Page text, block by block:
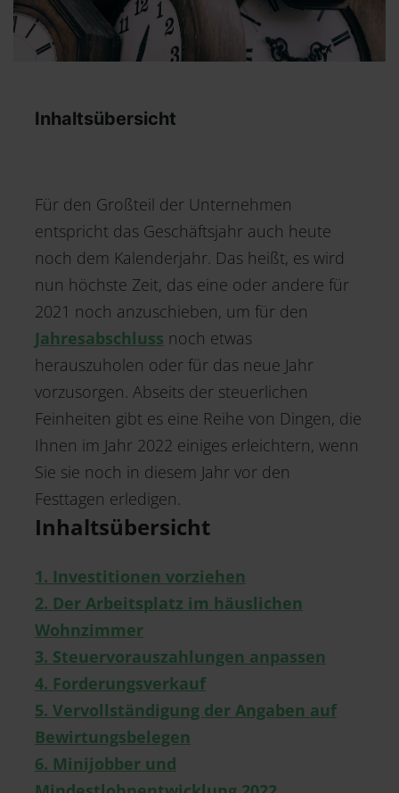
Inhaltsübersicht
Für den Großteil der Unternehmen
entspricht das Geschäftsjahr auch heute
noch dem Kalenderjahr. Das heißt, es wird
nun höchste Zeit, das eine oder andere für
2021 noch anzuschieben, um für den
Jahresabschluss noch etwas
herauszuholen oder für das neue Jahr
vorzusorgen. Abseits der steuerlichen
Feinheiten gibt es eine Reihe von Dingen, die
Ihnen im Jahr 2022 einiges erleichtern, wenn
Sie sie noch in diesem Jahr vor den
Festtagen erledigen.
Inhaltsübersicht
1. Investitionen vorziehen
2. Der Arbeitsplatz im häuslichen
Wohnzimmer
3. Steuervorauszahlungen anpassen
4. Forderungsverkauf
5. Vervollständigung der Angaben auf
Bewirtungsbelegen
6. Minijobber und